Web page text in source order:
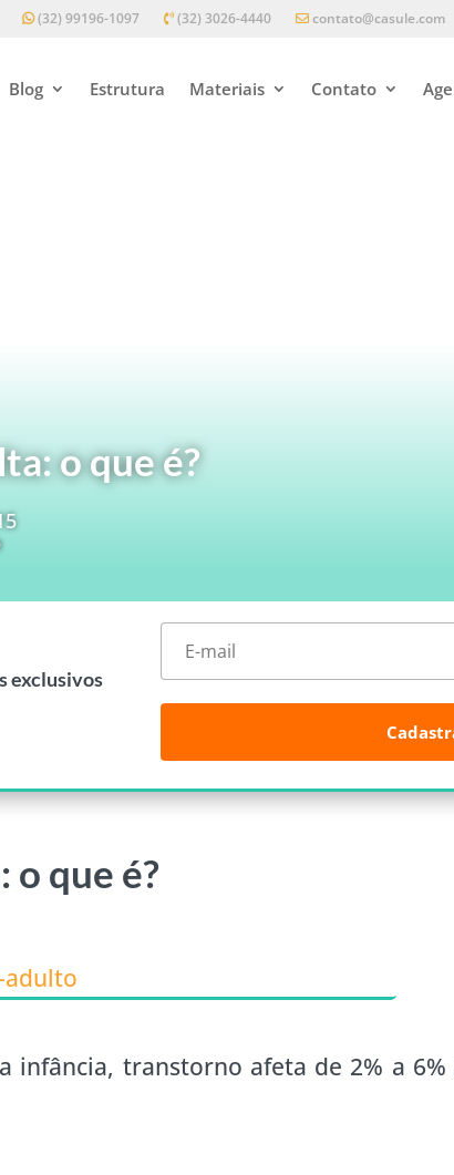
(32) 99196-1097 (32) 3026-4440 contato@casule.com
Blog Estrutura Materiais Contato
o que é?
exclusivos
o que é?
infância, transtorno afeta de 2% a 6%